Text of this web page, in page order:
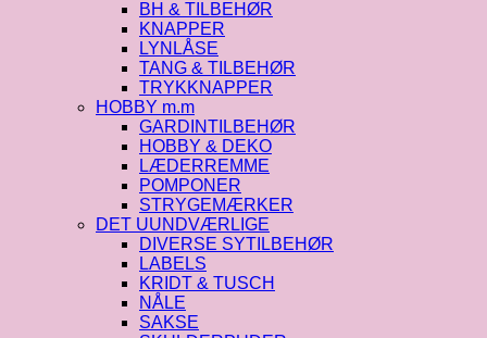
BH & TILBEHØR
KNAPPER
LYNLÅSE
TANG & TILBEHØR
TRYKKNAPPER
HOBBY m.m
GARDINTILBEHØR
HOBBY & DEKO
LÆDERREMME
POMPONER
STRYGEMÆRKER
DET UUNDVÆRLIGE
DIVERSE SYTILBEHØR
LABELS
KRIDT & TUSCH
NÅLE
SAKSE